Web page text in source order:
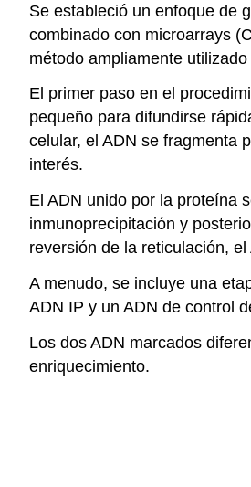
Se estableció un enfoque de
combinado con microarrays
método ampliamente
El primer paso en el
pequeño para difundirse
celular, el ADN se fragmenta
interés.
El ADN unido por la proteína
inmunoprecipitación y
reversión de la reticulación,
A menudo, se incluye una
ADN IP y un ADN de control
Los dos ADN marcados
enriquecimiento.